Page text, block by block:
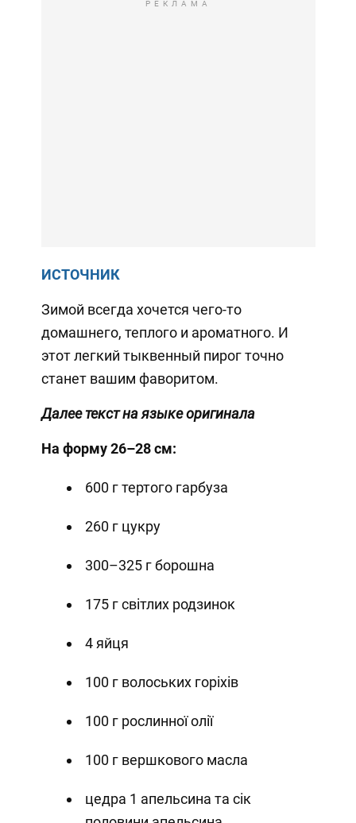
РЕКЛАМА
ИСТОЧНИК
Зимой всегда хочется чего-то
домашнего, теплого и ароматного. И
этот легкий тыквенный пирог точно
станет вашим фаворитом.
Далее текст на языке оригинала
На форму 26–28 см:
600 г тертого гарбуза
260 г цукру
300–325 г борошна
175 г світлих родзинок
4 яйця
100 г волоських горіхів
100 г рослинної олії
100 г вершкового масла
цедра 1 апельсина та сік